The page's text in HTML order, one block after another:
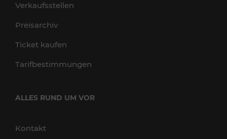
Verkaufsstellen
Preisarchiv
Ticket kaufen
Tarifbestimmungen
ALLES RUND UM VOR
Kontakt